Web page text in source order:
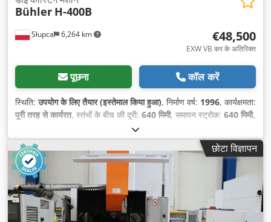
Słupca 6,264 km
Bühler H-400B
€48,500
EXW VB कर के अतिरिक्त
पूछना कॉल करें
स्थिति:उपयोग के लिए तैयार (इस्तेमाल किया हुआ), निर्माण वर्ष: 1996, कार्यक्षमता:
पूरी तरह से कार्यरत, स्तंभों के बीच की दूरी: 640 मिमी, समापन स्ट्रोक: 640 मिमी,
2,400 मिमी
कुल लंबाई:7,500 मिमी, स्तंभ का व्यास:120 मिमी, इजेक्टर बल:2,40,000 N,
इजेक्टर स्ट्रोक:145 मिमी, मोल्ड ऊँचाई (न्यूनतम):250 मिमी, इनपुट करेंट का
प्रकार:तीन-चरणीय, इनपुट वोल्टेज:400 V, कुल वजन: 16,600 किग्रा
क्लैम्पिंग फोर्स:
4,600 किलो न्यूटन , शक्ति: 31.5 किलोवाट (42.83 एचपी),
वर्कपीस का अधिकतम वजन:8 किग्रा , दबाव: 160 छड़
प्रलेखन /
मैन्युअल ,
छोटा विज्ञापन